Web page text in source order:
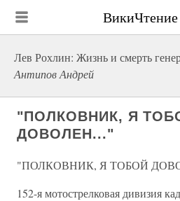
ВикиЧтение
Лев Рохлин: Жизнь и смерть
Антипов Андрей
"ПОЛКОВНИК, Я
ДОВОЛЕН..."
"ПОЛКОВНИК, Я ТОБОЙ
152-я мотострелковая дивизия